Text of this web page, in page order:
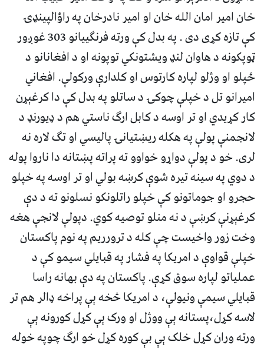
خان امير امان الله خان او امير نادرخان په راؤالپينډۍ
کې تازه کړی دی . په بدل کې ورته فرنګييانو 303 غوږور
ټوپکونه د هاوان لنډ ويشتونکي توپونه او د افغانانو د
ځپلو او وژلو لپاره کارتوس او کلدارې ورکولې. افغاني
اميرانو تل د خپلې چوکۍ د ساتلو په بدل کې دا کرغېړن
کار کړیدي او تر اوسه د کابل ارګ ناستي هم د ډيورنډ د
لانجمنې پولې په هکله ريښتيانۍ پاليسي او تګ لاره نه
لری. خو د پولې دواړو خواوو ته پراته پښتانه دا ناروا پوله
د دوي په سينه تيره شوې کرښه بولي او تر اوسه په خپلو
حجرو او جوماتونو کې خپلو راتلونکو نسلونو ته د دې
کرغېړنې کرښې د نه منلو توصيه کوي. دپولې لانجې هغه
وخت زور واخيست چې کله د ترورريم په نوم پاکستان
خپلې قواوې د امريکا په فشار په قبايلي سيمو کې د
عملياتو لپاره سوق کړې. پاکستان په دې بهانه راسا
قبايلي سيمې ونيولې، د امريکا څخه ېې پراخه ډالر هم تر
لاسه کړل،پستانه ېې ووژل او ورک ېې کړل کورونه ېې
ورته وران کړل خلک ېې بې کوره کړل خو ارګ چوپه خوله